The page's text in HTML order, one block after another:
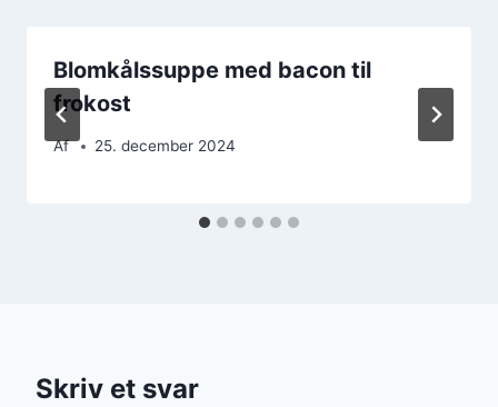
Blomkålssuppe med bacon til
frokost
Af 25. december 2024
Skriv et svar